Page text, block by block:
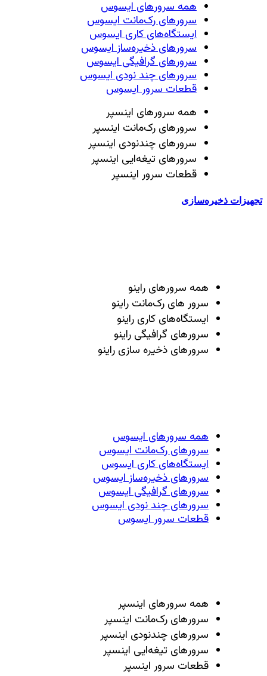
همه سرور‌های ایسوس
سرور‌های رک‌مانت ایسوس
ایستگاه‌های کاری ایسوس
سرور‌های ذخیره‌ساز ایسوس
سرور‌های گرافیگی ایسوس
سرور‌های چند نودی ایسوس
قطعات سرور ایسوس
همه سرور‌های اینسپر
سرور‌های رک‌مانت اینسپر
سرور‌های چند‌نودی اینسپر
سرور‌های تیغه‌ایی اینسپر
قطعات سرور اینسپر
تجهیزات ذخیره‌سازی
همه سرور‌های راینو
سرور ‌های رک‌مانت راینو
ایستگاه‌های کاری راینو
سرور‌های گرافیگی راینو
سرور‌های ذخیره سازی راینو
همه سرور‌های ایسوس
سرور‌های رک‌مانت ایسوس
ایستگاه‌های کاری ایسوس
سرور‌های ذخیره‌ساز ایسوس
سرور‌های گرافیگی ایسوس
سرور‌های چند نودی ایسوس
قطعات سرور ایسوس
همه سرور‌های اینسپر
سرور‌های رک‌مانت اینسپر
سرور‌های چند‌نودی اینسپر
سرور‌های تیغه‌ایی اینسپر
قطعات سرور اینسپر